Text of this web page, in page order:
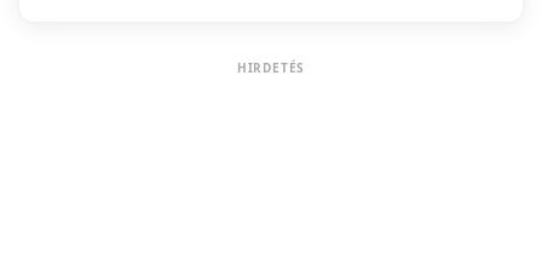
HIRDETÉS